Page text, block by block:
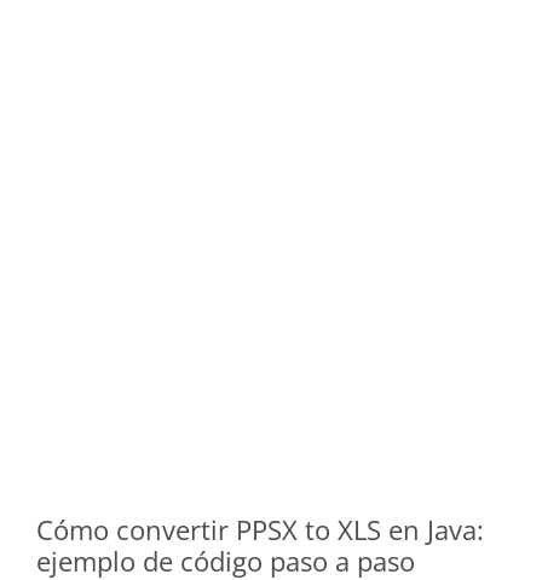
Cómo convertir PPSX to XLS en Java:
ejemplo de código paso a paso